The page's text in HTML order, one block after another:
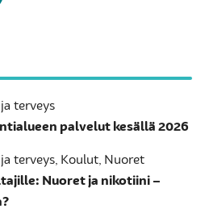
terveys
palvelut kesällä 2026
terveys, Koulut, Nuoret
Nuoret ja nikotiini –